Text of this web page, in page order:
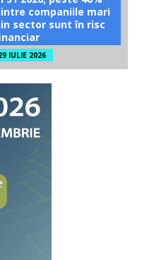
companiile mari
sector sunt în risc
IULIE 2026